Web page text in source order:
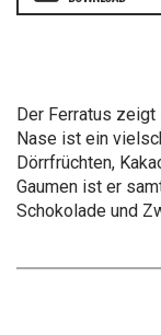
Der Ferratus zeigt
Nase ist ein
Dörrfrüchten,
Gaumen ist er
Schokolade und